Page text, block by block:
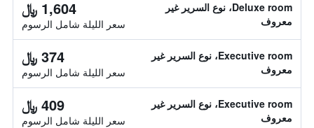
Deluxe room، نوع السرير غير
معروف
1,604 ﷼
سعر الليلة شامل الرسوم
Executive room، نوع السرير غير
معروف
374 ﷼
سعر الليلة شامل الرسوم
Executive room، نوع السرير غير
معروف
409 ﷼
سعر الليلة شامل الرسوم